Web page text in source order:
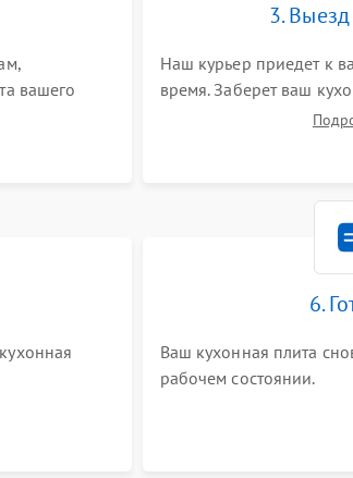
вашего
все ваши
3.
Наш курьер приедет к
время. Заберет ваш
на склад для
6.
Ваш кухонная плита
рабочем состоянии.